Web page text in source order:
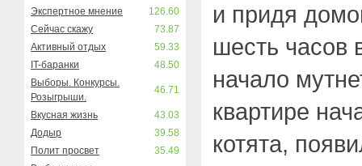
Экспертное мнение
126.60
Сейчас скажу
73.87
Активный отдых
59.33
IT-баранки
48.50
Выборы. Конкурсы.
Розыгрыши.
46.71
Вкусная жизнь
43.03
Додыр
39.58
Полит просвет
35.49
и придя
шесть часов
начало
квартире
котята,